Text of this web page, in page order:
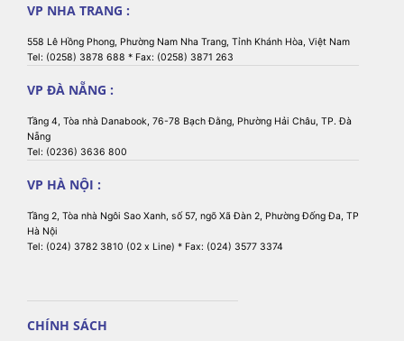
VP NHA TRANG :
558 Lê Hồng Phong, Phường Nam Nha Trang, Tỉnh Khánh Hòa, Việt Nam
Tel: (0258) 3878 688 * Fax: (0258) 3871 263
VP ĐÀ NẴNG :
Tầng 4, Tòa nhà Danabook, 76-78 Bạch Đằng, Phường Hải Châu, TP. Đà
Nẵng
Tel: (0236) 3636 800
VP HÀ NỘI :
Tầng 2, Tòa nhà Ngôi Sao Xanh, số 57, ngõ Xã Đàn 2, Phường Đống Đa, TP
Hà Nội
Tel: (024) 3782 3810 (02 x Line) * Fax: (024) 3577 3374
CHÍNH SÁCH